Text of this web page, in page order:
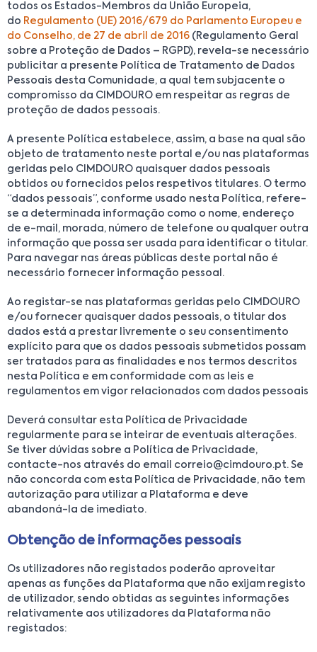
todos os Estados-Membros da União Europeia,
do Regulamento (UE) 2016/679 do Parlamento Europeu e
do Conselho, de 27 de abril de 2016 (Regulamento Geral
sobre a Proteção de Dados – RGPD), revela-se necessário
publicitar a presente Política de Tratamento de Dados
Pessoais desta Comunidade, a qual tem subjacente o
compromisso da CIMDOURO em respeitar as regras de
proteção de dados pessoais.
A presente Política estabelece, assim, a base na qual são
objeto de tratamento neste portal e/ou nas plataformas
geridas pelo CIMDOURO quaisquer dados pessoais
obtidos ou fornecidos pelos respetivos titulares. O termo
“dados pessoais”, conforme usado nesta Política, refere-
se a determinada informação como o nome, endereço
de e-mail, morada, número de telefone ou qualquer outra
informação que possa ser usada para identificar o titular.
Para navegar nas áreas públicas deste portal não é
necessário fornecer informação pessoal.
Ao registar-se nas plataformas geridas pelo CIMDOURO
e/ou fornecer quaisquer dados pessoais, o titular dos
dados está a prestar livremente o seu consentimento
explícito para que os dados pessoais submetidos possam
ser tratados para as finalidades e nos termos descritos
nesta Política e em conformidade com as leis e
regulamentos em vigor relacionados com dados pessoais
Deverá consultar esta Política de Privacidade
regularmente para se inteirar de eventuais alterações.
Se tiver dúvidas sobre a Política de Privacidade,
contacte-nos através do email correio@cimdouro.pt. Se
não concorda com esta Política de Privacidade, não tem
autorização para utilizar a Plataforma e deve
abandoná-la de imediato.
Obtenção de informações pessoais
Os utilizadores não registados poderão aproveitar
apenas as funções da Plataforma que não exijam registo
de utilizador, sendo obtidas as seguintes informações
relativamente aos utilizadores da Plataforma não
registados: